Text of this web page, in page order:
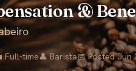
&
Full-time👤 Barista📅 Posted Jun